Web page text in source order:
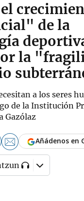
de la
la
a los seres
de la Institución
Gazólaz
Añádenos en